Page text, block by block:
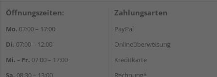
Öffnungszeiten:
Mo. 07:00 – 17:00
Di. 07:00 – 12:00
Mi. – Fr. 07:00 – 17:00
Sa. 08:30 – 13:00
Zahlungsarten
PayPal
Onlineüberweisung
Kreditkarte
Rechnung*